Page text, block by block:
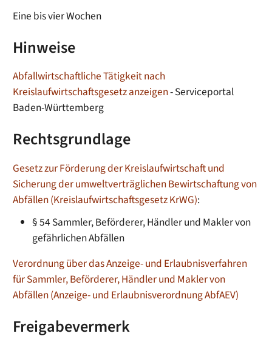
Eine bis vier Wochen
Hinweise
Abfallwirtschaftliche Tätigkeit nach
Kreislaufwirtschaftsgesetz anzeigen- Serviceportal
Baden-Württemberg
Rechtsgrundlage
Gesetz zur Förderung der Kreislaufwirtschaft und
Sicherung der umweltverträglichen Bewirtschaftung von
Abfällen (Kreislaufwirtschaftsgesetz KrWG):
§ 54 Sammler, Beförderer, Händler und Makler von
gefährlichen Abfällen
Verordnung über das Anzeige- und Erlaubnisverfahren
für Sammler, Beförderer, Händler und Makler von
Abfällen (Anzeige- und Erlaubnisverordnung AbfAEV)
Freigabevermerk